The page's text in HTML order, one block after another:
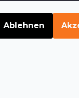
Ablehnen